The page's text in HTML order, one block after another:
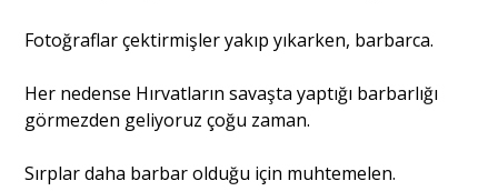
Fotoğraflar çektirmişler yakıp yıkarken, barbarca.
Her nedense Hırvatların savaşta yaptığı barbarlığı
görmezden geliyoruz çoğu zaman.
Sırplar daha barbar olduğu için muhtemelen.